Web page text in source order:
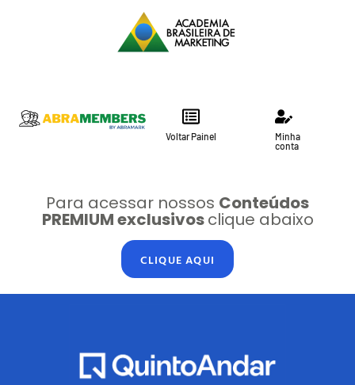
Voltar Painel
Minha
conta
Para acessar nossos Conteúdos
PREMIUM exclusivosclique abaixo
CLIQUE AQUI